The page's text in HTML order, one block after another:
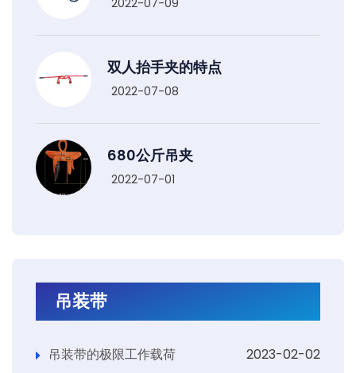
双人抬手夹的特点
2022-07-08
680公斤吊夹
2022-07-01
吊装带
吊装带的极限工作载荷
2023-02-02